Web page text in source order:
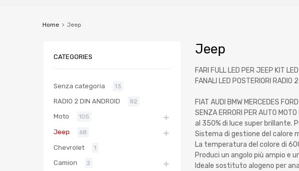
Home Jeep
Jeep
FARI FULL LED PER JEEP KIT
FANALI LED POSTERIORI RADIO
FIAT AUDI BMW MERCEDES
SENZA ERRORI PER AUTO
al 350% di luce super brillante.
Sistema di gestione del calore
La temperatura del colore di
Produci un angolo più ampio e
Ideale sostituto alogeno per
CATEGORIES
Senza categoria 13
RADIO 2 DIN ANDROID 82
Moto 105
Jeep 68
Chevrolet 1
Camion 2